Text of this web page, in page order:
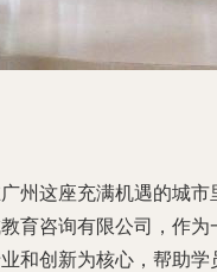
州这座充满机遇的城
育咨询有限公司，作
和创新为核心，帮助